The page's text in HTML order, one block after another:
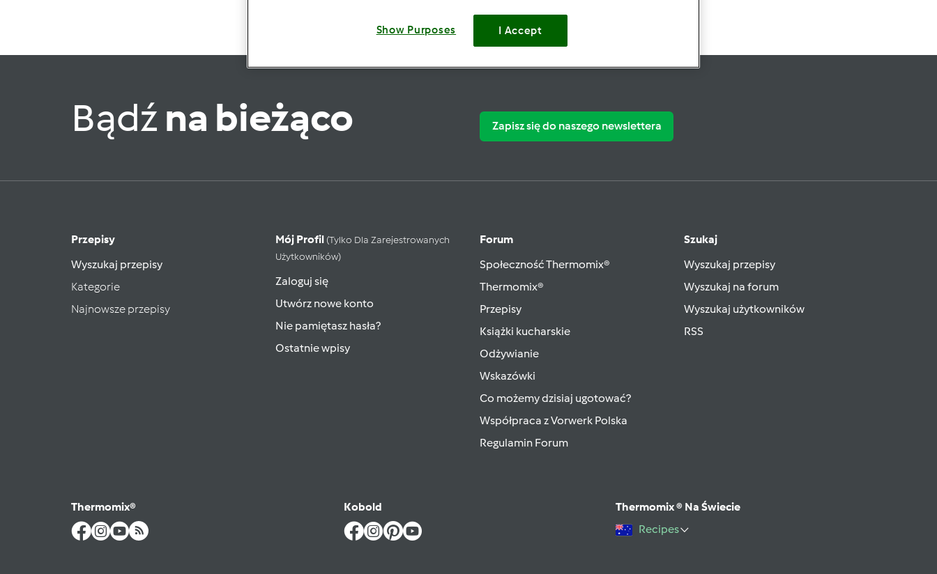
Bądź na bieżąco Zapisz się do naszego newslettera
Przepisy
Wyszukaj przepisy
Kategorie
Najnowsze przepisy
Mój Profil (tylko Dla Zarejestrowanych
Użytkowników)
Zaloguj się
Utwórz nowe konto
Nie pamiętasz hasła?
Ostatnie wpisy
Forum
Społeczność Thermomix®
Thermomix®
Przepisy
Książki kucharskie
Odżywianie
Wskazówki
Co możemy dzisiaj ugotować?
Współpraca z Vorwerk Polska
Regulamin Forum
Szukaj
Wyszukaj przepisy
Wyszukaj na forum
Wyszukaj użytkowników
RSS
Thermomix® Kobold
Thermomix ® Na Świecie
Recipes
Show Purposes I Accept